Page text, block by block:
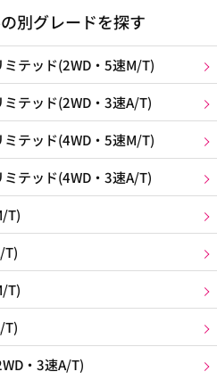
別グレードを探す
ッド(2WD・5速M/T)
ッド(2WD・3速A/T)
ッド(4WD・5速M/T)
ッド(4WD・3速A/T)
T)
T)
T)
T)
・3速A/T)